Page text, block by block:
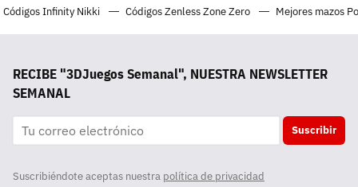
Códigos Infinity Nikki
Códigos Zenless Zone Zero Mejores mazos
RECIBE "3DJuegos Semanal", NUESTRA NEWSLETTER
SEMANAL
Suscribir
Suscribiéndote aceptas nuestra política de privacidad